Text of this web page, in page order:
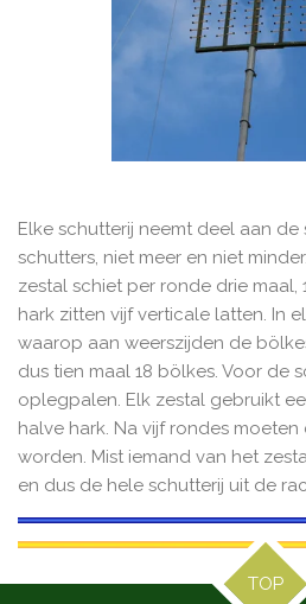
Elke schutterij neemt deel aan
schutters, niet meer en niet
zestal schiet per ronde drie maal,
hark zitten vijf verticale latten. In
waarop aan weerszijden de
dus tien maal 18 bölkes. Voor de
oplegpalen. Elk zestal gebruikt
halve hark. Na vijf rondes
worden. Mist iemand van het
en dus de hele schutterij uit de
TOP